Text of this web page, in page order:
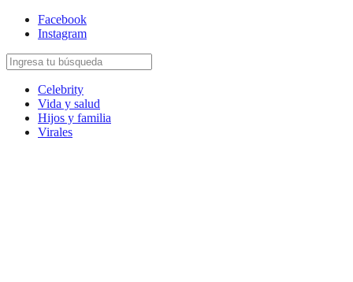
Facebook
Instagram
Celebrity
Vida y salud
Hijos y familia
Virales